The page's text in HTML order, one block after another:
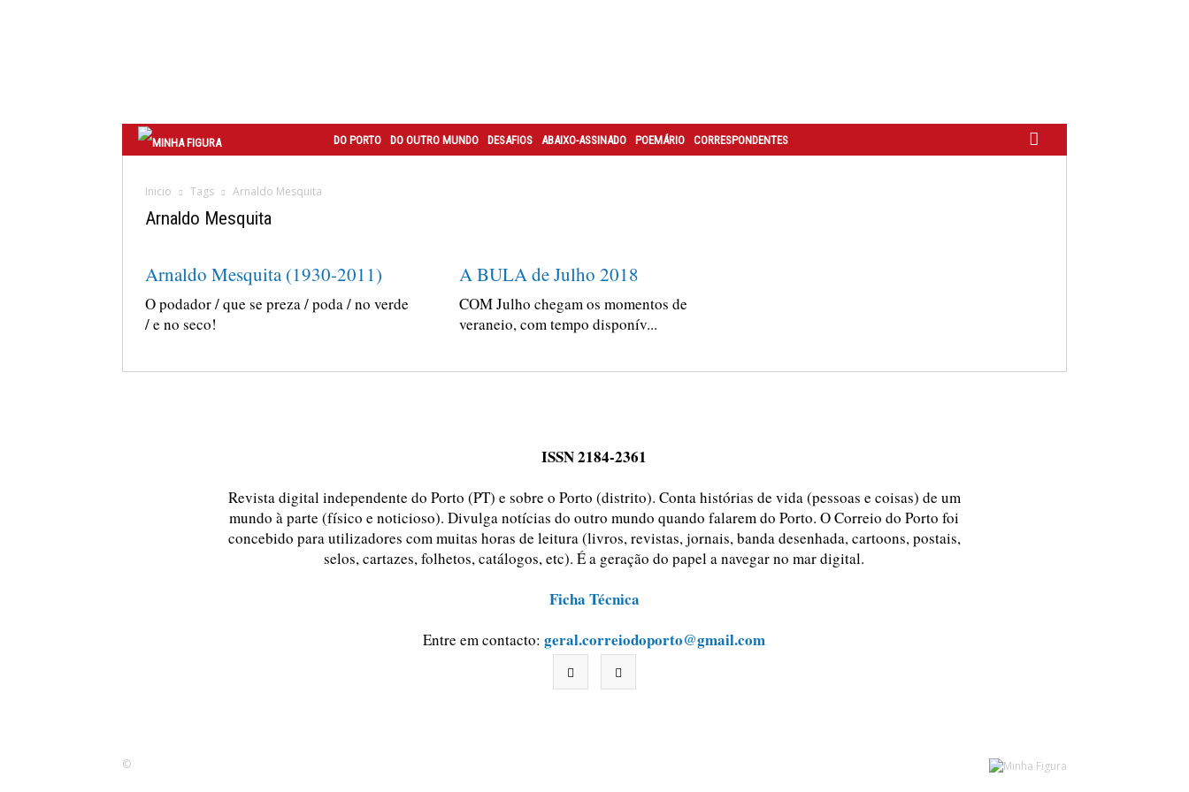
DO PORTO DO OUTRO MUNDO DESAFIOS ABAIXO-ASSINADO POEMÁRIO CORRESPONDENTES
Inicio Tags Arnaldo Mesquita
Arnaldo Mesquita
Arnaldo Mesquita (1930-2011)
O podador / que se preza / poda / no verde
/ e no seco!
A BULA de Julho 2018
COM Julho chegam os momentos de
veraneio, com tempo disponív...
ISSN 2184-2361
Revista digital independente do Porto (PT) e sobre o Porto (distrito). Conta histórias de vida (pessoas e coisas) de um
mundo à parte (físico e noticioso). Divulga notícias do outro mundo quando falarem do Porto. O Correio do Porto foi
concebido para utilizadores com muitas horas de leitura (livros, revistas, jornais, banda desenhada, cartoons, postais,
selos, cartazes, folhetos, catálogos, etc). É a geração do papel a navegar no mar digital.
Ficha Técnica
Entre em contacto:geral.correiodoporto@gmail.com
©